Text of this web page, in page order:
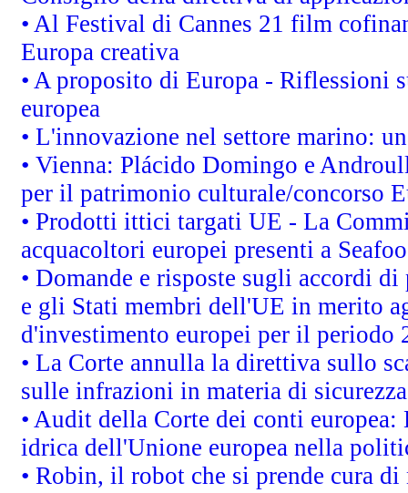
• Al Festival di Cannes 21 film
Europa creativa
• A proposito di Europa - Riflessioni
europea
• L'innovazione nel settore marino:
• Vienna: Plácido Domingo e
per il patrimonio culturale/concorso
• Prodotti ittici targati UE - La
acquacoltori europei presenti a
• Domande e risposte sugli accordi
e gli Stati membri dell'UE in merito
d'investimento europei per il periodo
• La Corte annulla la direttiva sullo
sulle infrazioni in materia di
• Audit della Corte dei conti
idrica dell'Unione europea nella
• Robin, il robot che si prende cura